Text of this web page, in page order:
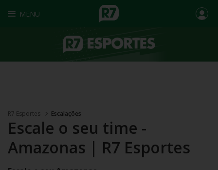
MENU
R7 Esportes Escalações
Escale o seu time -
Amazonas | R7 Esportes